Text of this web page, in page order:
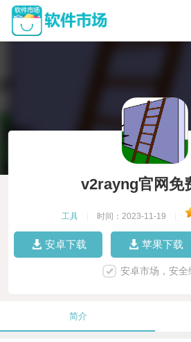
v2rayng官网免
工具 时间：2023-11-19
安卓下载 苹果下载
安卓市场，安全
简介